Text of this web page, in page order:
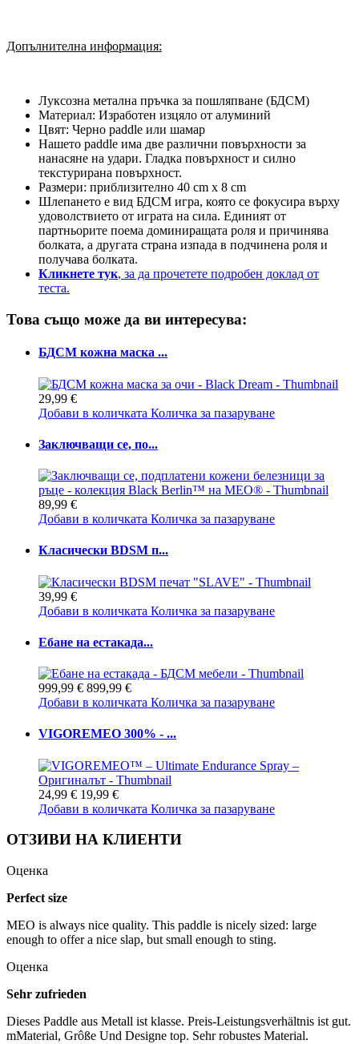
Допълнителна информация:
Луксозна метална пръчка за пошляпване (БДСМ)
Материал: Изработен изцяло от алуминий
Цвят: Черно paddle или шамар
Нашето paddle има две различни повърхности за
нанасяне на удари. Гладка повърхност и силно
текстурирана повърхност.
Размери: приблизително 40 cm x 8 cm
Шлепането е вид БДСМ игра, която се фокусира върху
удоволствието от играта на сила. Единият от
партньорите поема доминиращата роля и причинява
болката, а другата страна изпада в подчинена роля и
получава болката.
Кликнете тук, за да прочетете подробен доклад от
теста.
Това също може да ви интересува:
БДСМ кожна маска ...
29,99 €
Добави в количката Количка за пазаруване
Заключващи се, по...
89,99 €
Добави в количката Количка за пазаруване
Класически BDSM п...
39,99 €
Добави в количката Количка за пазаруване
Ебане на естакада...
999,99 € 899,99 €
Добави в количката Количка за пазаруване
VIGOREMEO 300% - ...
24,99 € 19,99 €
Добави в количката Количка за пазаруване
ОТЗИВИ НА КЛИЕНТИ
Оценка
Perfect size
MEO is always nice quality. This paddle is nicely sized: large
enough to offer a nice slap, but small enough to sting.
Оценка
Sehr zufrieden
Dieses Paddle aus Metall ist klasse. Preis-Leistungsverhältnis ist gut.
mMaterial, Grôße Und Designe top. Sehr robustes Material.